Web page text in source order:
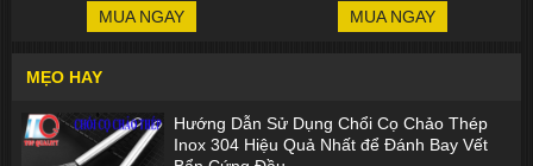
MẸO HAY
Hướng Dẫn Sử Dụng Chổi Cọ Chảo Thép
Inox 304 Hiệu Quả Nhất để Đánh Bay Vết
MUA NGAY MUA NGAY